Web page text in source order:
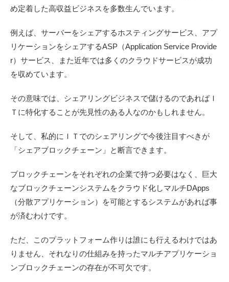
め定着した高収益ビジネスを多数生んでいます。
例えば、サーバーをシェアするホスティングサービス、アプ
リケーションをシェアするASP（Application Service Provide
r）サービス、また近年では多くのクラウドサービスが成功
を収めています。
その意味では、シェアリングビジネスで儲けるのであればＩ
Ｔに特化することが先見性のある人なのかもしれません。
そして、私的にＩＴでのシェアリングで今後注目すべきが
「シェアブロックチェーン」と断言できます。
ブロックチェーンをそれぞれの企業で持つ必要はなく、巨大
なブロックチェーンシステムをクラウド化しマルチDApps
（分散アプリケーション）を可能とするシステムがあれば事
が済むわけです。
ただ、このプラットフォーム作りは誰にも行えるわけではあ
りません、それなりの仕組みを持ったマルチアプリケーショ
ンブロックチェーンの存在が不可欠です。